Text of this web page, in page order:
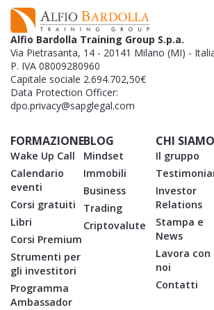
Alfio Bardolla Training Group S.p.a.
Via Pietrasanta, 14 - 20141 Milano (MI) -
P. IVA 08009280960
Capitale sociale 2.694.702,50€
Data Protection Officer:
dpo.privacy@sapglegal.com
FORMAZIONE
Wake Up Call
Calendario
eventi
Corsi gratuiti
Libri
Corsi Premium
Strumenti per
gli investitori
Programma
Ambassador
BLOG
Mindset
Immobili
Business
Trading
Criptovalute
CHI SIAMO
Il gruppo
Investor
Relations
Stampa e
News
Lavora con
noi
Contatti